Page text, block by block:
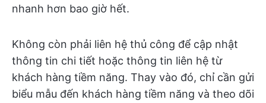
nhanh hơn bao giờ hết.
Không còn phải liên hệ thủ công để cập nhật
thông tin chi tiết hoặc thông tin liên hệ từ
khách hàng tiềm năng. Thay vào đó, chỉ cần gửi
biểu mẫu đến khách hàng tiềm năng và theo dõi